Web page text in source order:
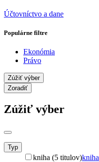
Účtovníctvo a dane
Populárne filtre
Ekonómia
Právo
Zúžiť výber
Zoradiť
Zúžiť výber
Typ
kniha (5 titulov)kniha